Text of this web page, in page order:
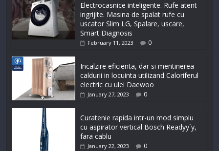
Electrocasnice inteligente. Rufe atent
ingrijite. Masina de spalat rufe cu
uscator Slim LG, Spalare, uscare,
Smart Diagnosis
February 11, 2023 0
Incalzire eficienta, dar si mentinerea
caldurii in locuinta utilizand Caloriferul
electric cu ulei Daewoo
January 27, 2023 0
Curatenie rapida intr-un mod simplu
cu aspirator vertical Bosch Readyy`y,
fara cablu
January 22, 2023 0